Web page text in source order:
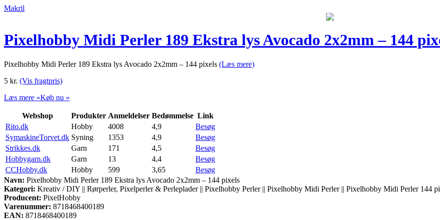
Makril
Pixelhobby Midi Perler 189 Ekstra lys Avocado 2x2mm – 144
Pixelhobby Midi Perler 189 Ekstra lys Avocado 2x2mm – 144 pixels (Læs mere)
5 kr. (Vis fragtpris)
Læs mere »Køb nu »
Webshop Produkter Anmeldelser Bedømmelse Link
Rito.dk
Hobby 4008 4,9
Besøg
SymaskineTorvet.dk Syning 1353 4,9
Besøg
Strikkes.dk
Garn 171 4,5
Besøg
Hobbygarn.dk
Garn 13 4,4
Besøg
CCHobby.dk
Hobby 599 3,65
Besøg
Navn: Pixelhobby Midi Perler 189 Ekstra lys Avocado 2x2mm – 144 pixels
Kategori: Kreativ / DIY || Rørperler, Pixelperler & Perleplader || Pixelhobby Perler || Pixelhobby Midi Perler || Pixelhobby Midi Perler 144
Producent: PixelHobby
Varenummer: 8718468400189
EAN: 8718468400189